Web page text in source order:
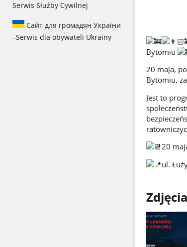
Serwis Służby Cywilnej
Сайт для громадян України
–Serwis dla obywateli Ukrainy
Bytomiu
20 maja,
Bytomiu,
Jest to
20
ul.